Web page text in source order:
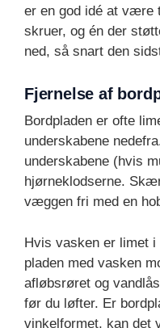
er en god idé at være
skruer, og én der
ned, så snart den
Fjernelse af
Bordpladen er ofte
underskabene
underskabene (hvis
hjørneklodserne.
væggen fri med en
Hvis vasken er limet i
pladen med vasken
afløbsrøret og
før du løfter. Er
vinkelformet, kan